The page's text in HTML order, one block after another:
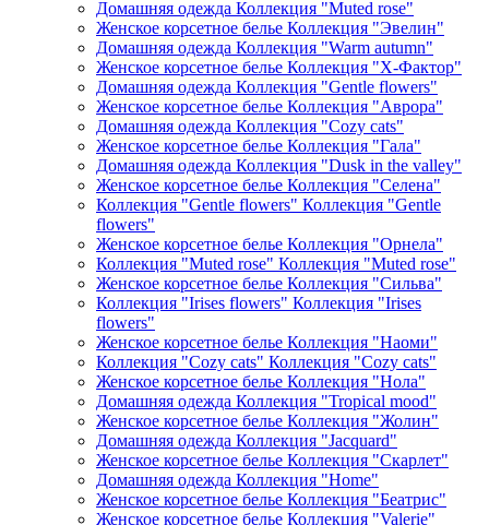
Домашняя одежда Коллекция "Muted rose"
Женское корсетное белье Коллекция "Эвелин"
Домашняя одежда Коллекция "Warm autumn"
Женское корсетное белье Коллекция "Х-Фактор"
Домашняя одежда Коллекция "Gentle flowers"
Женское корсетное белье Коллекция "Аврора"
Домашняя одежда Коллекция "Cozy cats"
Женское корсетное белье Коллекция "Гала"
Домашняя одежда Коллекция "Dusk in the valley"
Женское корсетное белье Коллекция "Селена"
Коллекция "Gentle flowers" Коллекция "Gentle
flowers"
Женское корсетное белье Коллекция "Орнела"
Коллекция "Muted rose" Коллекция "Muted rose"
Женское корсетное белье Коллекция "Сильва"
Коллекция "Irises flowers" Коллекция "Irises
flowers"
Женское корсетное белье Коллекция "Наоми"
Коллекция "Cozy cats" Коллекция "Cozy cats"
Женское корсетное белье Коллекция "Нола"
Домашняя одежда Коллекция "Tropical mood"
Женское корсетное белье Коллекция "Жолин"
Домашняя одежда Коллекция "Jacquard"
Женское корсетное белье Коллекция "Скарлет"
Домашняя одежда Коллекция "Home"
Женское корсетное белье Коллекция "Беатрис"
Женское корсетное белье Коллекция "Valerie"